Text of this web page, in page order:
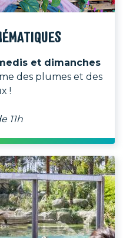
et dimanches
des plumes et des
!
11h